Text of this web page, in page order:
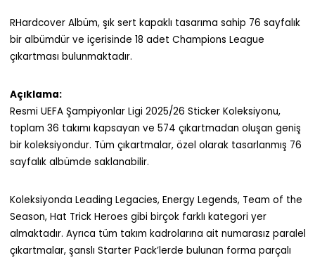
RHardcover Albüm, şık sert kapaklı tasarıma sahip 76 sayfalık
bir albümdür ve içerisinde 18 adet Champions League
çıkartması bulunmaktadır.
Açıklama:
Resmi UEFA Şampiyonlar Ligi 2025/26 Sticker Koleksiyonu,
toplam 36 takımı kapsayan ve 574 çıkartmadan oluşan geniş
bir koleksiyondur. Tüm çıkartmalar, özel olarak tasarlanmış 76
sayfalık albümde saklanabilir.
Koleksiyonda Leading Legacies, Energy Legends, Team of the
Season, Hat Trick Heroes gibi birçok farklı kategori yer
almaktadır. Ayrıca tüm takım kadrolarına ait numarasız paralel
çıkartmalar, şanslı Starter Pack’lerde bulunan forma parçalı